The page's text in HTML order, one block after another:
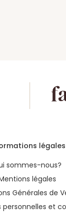
légales
sommes-nous?
légales
Générales de
personnelles et